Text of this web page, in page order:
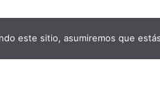
este sitio, asumiremos que